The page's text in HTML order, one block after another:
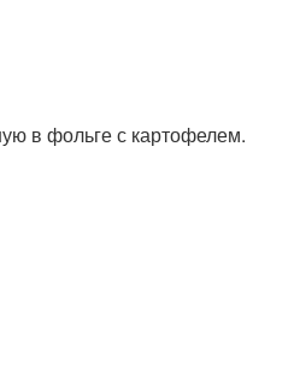
в фольге с картофелем.